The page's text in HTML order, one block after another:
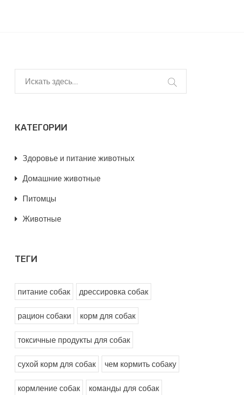
КАТЕГОРИИ
Здоровье и питание животных
Домашние животные
Питомцы
Животные
ТЕГИ
питание собак дрессировка собак
рацион собаки корм для собак
токсичные продукты для собак
сухой корм для собак чем кормить собаку
кормление собак команды для собак